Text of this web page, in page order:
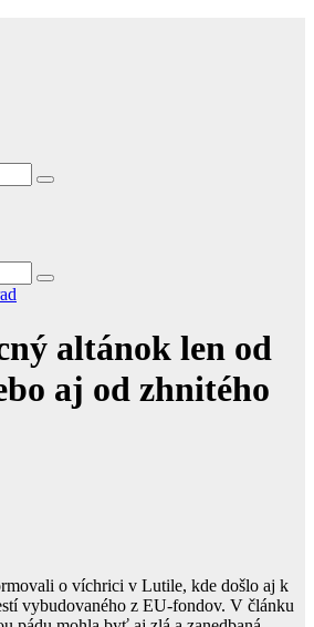
altánok len od
aj od zhnitého
o víchrici v Lutile, kde došlo aj k
vybudovaného z EU-fondov. V článku